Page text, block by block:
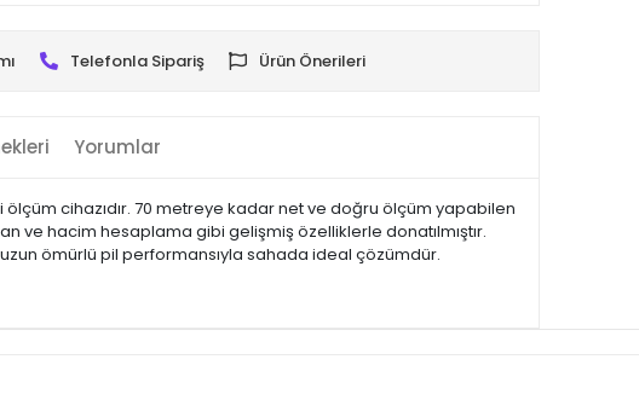
Telefonla Sipariş Ürün Önerileri
Yorumlar
cihazıdır. 70 metreye kadar net ve doğru ölçüm yapabilen
ve hacim hesaplama gibi gelişmiş özelliklerle donatılmıştır.
uzun ömürlü pil performansıyla sahada ideal çözümdür.